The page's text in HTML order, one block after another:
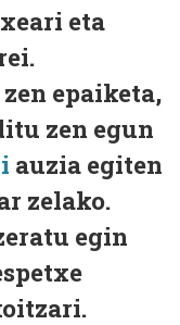
eta
epaiketa,
zen egun
auzia egiten
zelako.
egin